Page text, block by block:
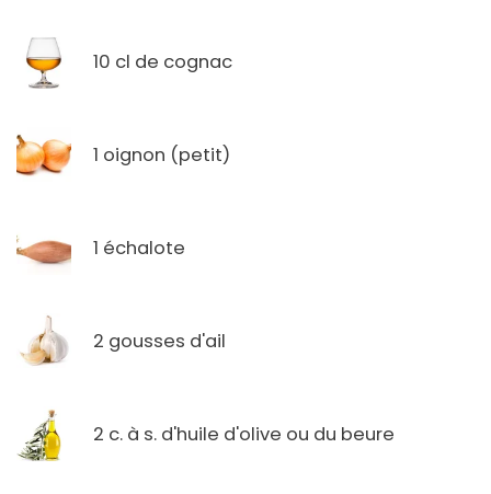
10 cl de cognac
1 oignon (petit)
1 échalote
2 gousses d'ail
2 c. à s. d'huile d'olive ou du beure